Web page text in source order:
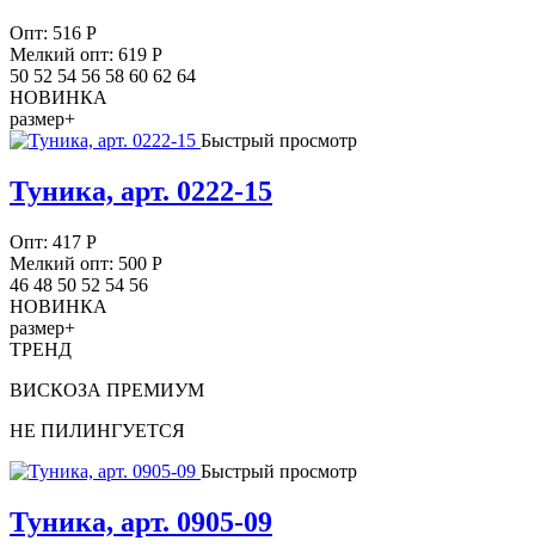
Опт: 516 Р
Мелкий опт: 619 Р
50 52 54 56 58 60 62 64
НОВИНКА
размер+
Быстрый просмотр
Туника, арт. 0222-15
Опт: 417 Р
Мелкий опт: 500 Р
46 48 50 52 54 56
НОВИНКА
размер+
ТРЕНД
ВИСКОЗА ПРЕМИУМ
НЕ ПИЛИНГУЕТСЯ
Быстрый просмотр
Туника, арт. 0905-09